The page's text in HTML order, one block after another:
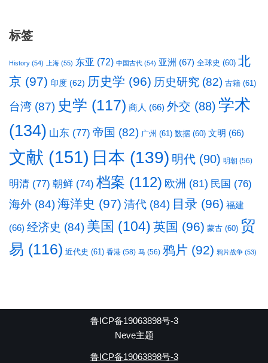
标签
History (54) 上海 (55) 东亚 (72) 中国古代 (54) 亚洲 (67) 全球史 (60) 北
京 (97) 印度 (62) 历史学 (96) 历史研究 (82) 古籍 (61)
台湾 (87) 史学 (117) 商人 (66) 外交 (88) 学术
(134) 山东 (77) 帝国 (82) 广州 (61) 数据 (60) 文明 (66)
文献 (151) 日本 (139) 明代 (90) 明朝 (56)
明清 (77) 朝鲜 (74) 档案 (112) 欧洲 (81) 民国 (76)
海外 (84)海洋史 (97) 清代 (84) 目录 (96) 福建
(66) 经济史 (84) 美国 (104) 英国 (96) 蒙古 (60) 贸
易 (116) 近代史 (61) 香港 (58) 马 (56) 鸦片 (92) 鸦片战争 (53)
鲁ICP备19063898号-3
Neve主题
鲁ICP备19063898号-3